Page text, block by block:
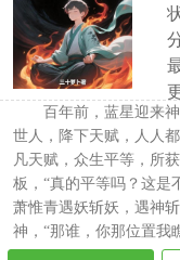
百年前，蓝星迎来
世人，降下天赋，人人
凡天赋，众生平等，所
板，“真的平等吗？这是
萧惟青遇妖斩妖，遇神
神，“那谁，你那位置我